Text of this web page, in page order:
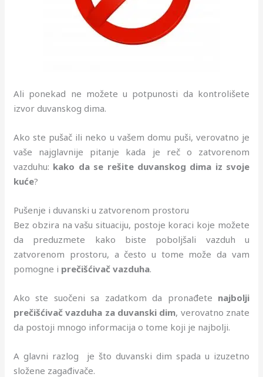
Ali ponekad ne možete u potpunosti da kontrolišete
izvor duvanskog dima.
Ako ste pušač ili neko u vašem domu puši, verovatno je
vaše najglavnije pitanje kada je reč o zatvorenom
vazduhu: kako da se rešite duvanskog dima iz svoje
kuće?
Pušenje i duvanski u zatvorenom prostoru
Bez obzira na vašu situaciju, postoje koraci koje možete
da preduzmete kako biste poboljšali vazduh u
zatvorenom prostoru, a često u tome može da vam
pomogne i prečišćivač vazduha.
Ako ste suočeni sa zadatkom da pronađete najbolji
prečišćivač vazduha za duvanski dim, verovatno znate
da postoji mnogo informacija o tome koji je najbolji.
A glavni razlog je što duvanski dim spada u izuzetno
složene zagađivače.